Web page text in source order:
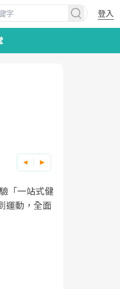
登入
化」出發，
話，建立對
改善行